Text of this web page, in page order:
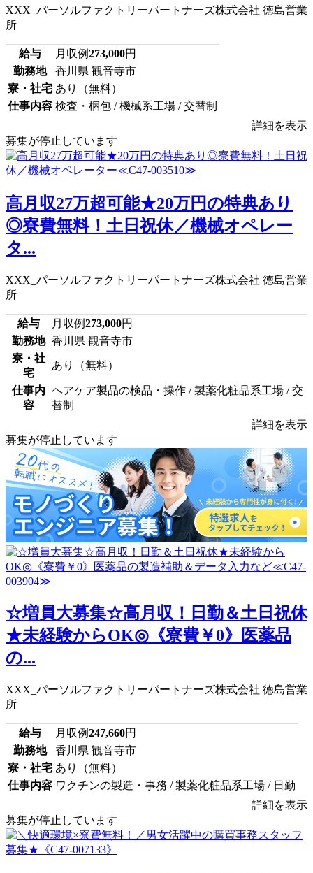
XXX_パーソルファクトリーパートナーズ株式会社 徳島営業
所
給与 月収例273,000円
勤務地
香川県 観音寺市
寮・社宅 あり（無料）
仕事内容 検査・梱包 / 機械系工場 / 交替制
詳細を表示
募集が停止しています
高月収27万超可能★20万円の特典あり
◎寮費無料！土日祝休／機械オペレー
タ...
XXX_パーソルファクトリーパートナーズ株式会社 徳島営業
所
給与 月収例273,000円
勤務地 香川県 観音寺市
寮・社
宅
あり（無料）
仕事内
容
ヘアケア製品の検品・操作 / 製薬化粧品系工場 / 交
替制
詳細を表示
募集が停止しています
☆増員大募集☆高月収！日勤＆土日祝休
★未経験からOK◎《寮費￥0》医薬品
の...
XXX_パーソルファクトリーパートナーズ株式会社 徳島営業
所
給与 月収例247,660円
勤務地
香川県 観音寺市
寮・社宅 あり（無料）
仕事内容 ワクチンの製造・事務 / 製薬化粧品系工場 / 日勤
詳細を表示
募集が停止しています